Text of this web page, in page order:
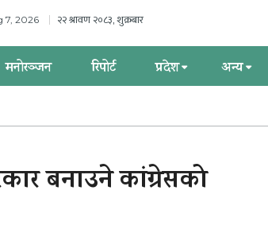
7, 2026 २२ श्रावण २०८३, शुक्रबार
मनोरञ्जन रिपोर्ट प्रदेश अन्य
बनाउने कांग्रेसको